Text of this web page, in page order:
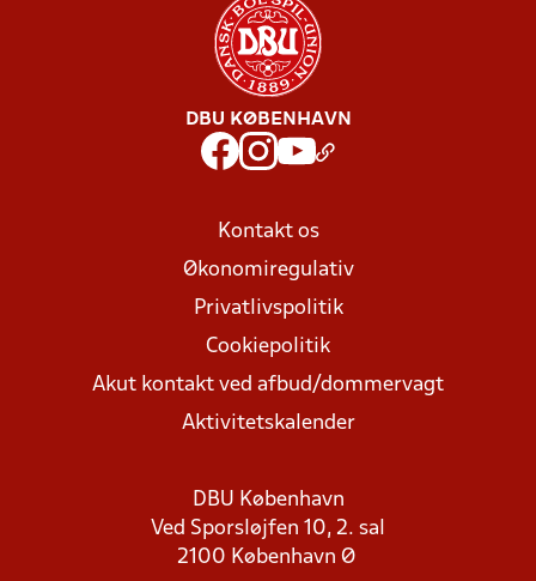
DBU KØBENHAVN
Kontakt os
Økonomiregulativ
Privatlivspolitik
Cookiepolitik
Akut kontakt ved afbud/dommervagt
Aktivitetskalender
DBU København
Ved Sporsløjfen 10, 2. sal
2100 København Ø